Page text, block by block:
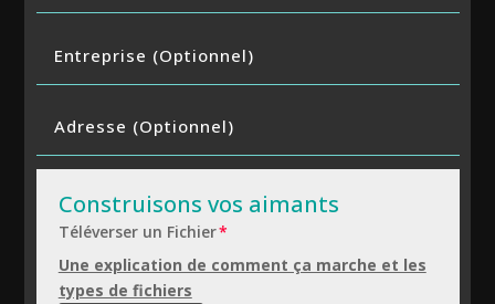
Téléverser un Fichier
Une explication de comment ça marche et les
types de fichiers